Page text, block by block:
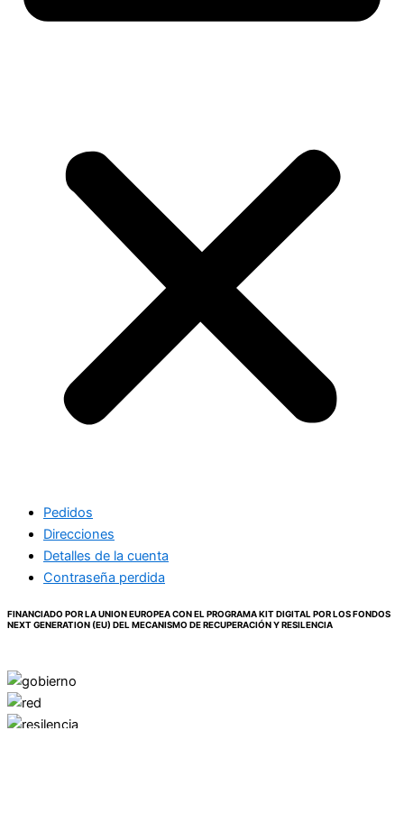
Pedidos
Direcciones
Detalles de la cuenta
Contraseña perdida
FINANCIADO POR LA UNION EUROPEA CON EL PROGRAMA KIT DIGITAL POR LOS FONDOS
NEXT GENERATION (EU) DEL MECANISMO DE RECUPERACIÓN Y RESILENCIA